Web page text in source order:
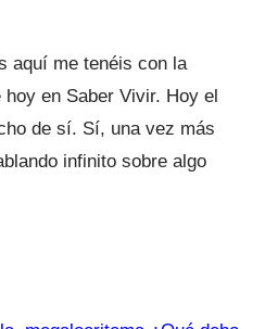
aquí me tenéis con la
en Saber Vivir. Hoy el
de sí. Sí, una vez más
infinito sobre algo